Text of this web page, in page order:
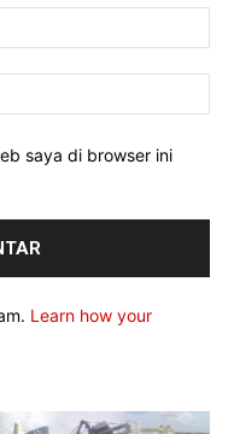
saya di browser ini
Learn how your